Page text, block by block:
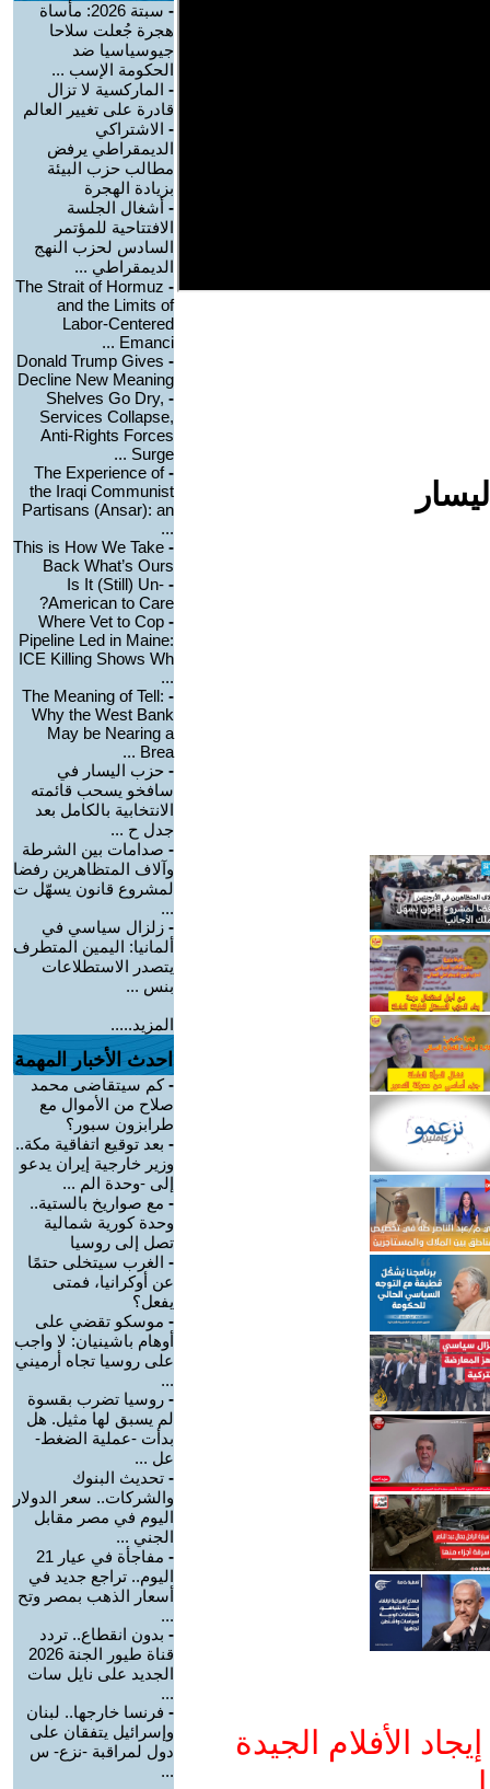
الأفلام الجيدة
-
سبتة 2026: مأساة
هجرة جُعلت سلاحا
جيوسياسيا ضد
الحكومة الإسب ...
- الماركسية لا تزال
قادرة على تغيير العالم
- الاشتراكي
الديمقراطي يرفض
مطالب حزب البيئة
بزيادة الهجرة
- أشغال الجلسة
الافتتاحية للمؤتمر
السادس لحزب النهج
الديمقراطي ...
-
The Strait of Hormuz
and the Limits of
Labor-Centered
Emanci ...
-
Donald Trump Gives
Decline New Meaning
-
Shelves Go Dry,
Services Collapse,
Anti-Rights Forces
Surge ...
-
The Experience of
the Iraqi Communist
Partisans (Ansar): an
...
-
This is How We Take
Back What’s Ours
-
Is It (Still) Un-
American to Care?
-
Where Vet to Cop
Pipeline Led in Maine:
ICE Killing Shows Wh
...
-
The Meaning of Tell:
Why the West Bank
May be Nearing a
Brea ...
- حزب اليسار في
سافخو يسحب قائمته
الانتخابية بالكامل بعد
جدل ح ...
- صدامات بين الشرطة
وآلاف المتظاهرين رفضا
لمشروع قانون يسهّل ت
...
- زلزال سياسي في
ألمانيا: اليمين المتطرف
يتصدر الاستطلاعات
بنس ...
المزيد.....
احدث الأخبار المهمة
-كم سيتقاضى محمد
صلاح من الأموال مع
طرابزون سبور؟
- بعد توقيع اتفاقية مكة..
وزير خارجية إيران يدعو
إلى -وحدة الم ...
- مع صواريخ بالستية..
وحدة كورية شمالية
تصل إلى روسيا
- الغرب سيتخلى حتمًا
عن أوكرانيا، فمتى
يفعل؟
- موسكو تقضي على
أوهام باشينيان: لا واجب
على روسيا تجاه أرميني
...
- روسيا تضرب بقسوة
لم يسبق لها مثيل. هل
بدأت -عملية الضغط-
عل ...
- تحديث البنوك
والشركات.. سعر الدولار
اليوم في مصر مقابل
الجني ...
-
مفاجأة في عيار 21
اليوم.. تراجع جديد في
أسعار الذهب بمصر وتح
...
- بدون انقطاع.. تردد
قناة طيور الجنة 2026
الجديد على نايل سات
...
- فرنسا خارجها.. لبنان
وإسرائيل يتفقان على
دول لمراقبة -نزع- س
...